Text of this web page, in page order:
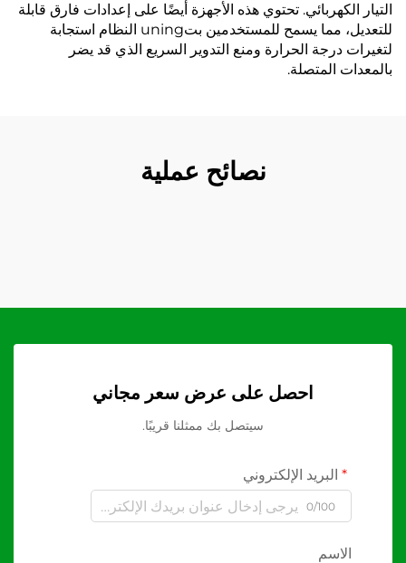
التيار الكهربائي. تحتوي هذه الأجهزة أيضًا على إعدادات فارق قابلة
للتعديل، مما يسمح للمستخدمين بتuning النظام استجابة
لتغيرات درجة الحرارة ومنع التدوير السريع الذي قد يضر
بالمعدات المتصلة.
نصائح عملية
احصل على عرض سعر مجاني
سيتصل بك ممثلنا قريبًا.
البريد الإلكتروني
0/100
الاسم